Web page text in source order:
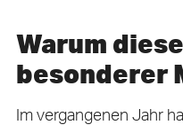
Warum
besonderer
Im vergangenen Jahr